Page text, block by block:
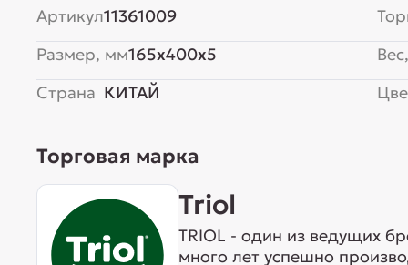
Артикул11361009
Размер, мм165x400x5
Страна КИТАЙ
Торговая марка
Triol
TRIOL - один из ведущих
много лет успешно